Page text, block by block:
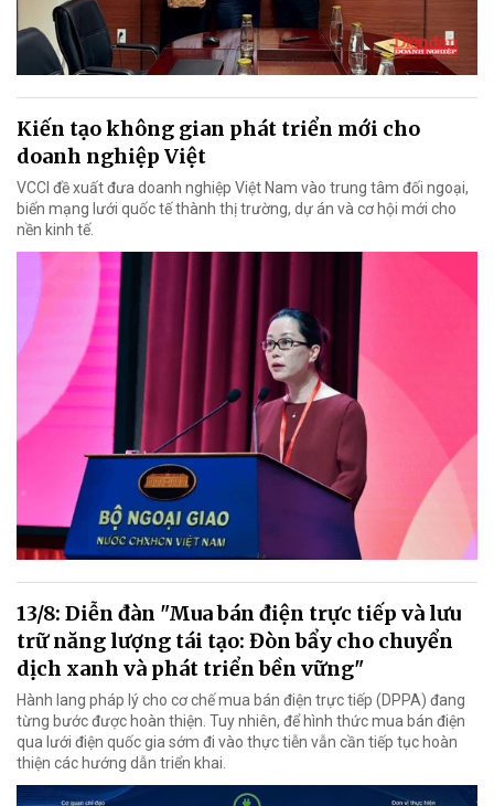
Kiến tạo không gian phát triển mới cho
doanh nghiệp Việt
VCCI đề xuất đưa doanh nghiệp Việt Nam vào trung tâm đối ngoại,
biến mạng lưới quốc tế thành thị trường, dự án và cơ hội mới cho
nền kinh tế.
13/8: Diễn đàn "Mua bán điện trực tiếp và lưu
trữ năng lượng tái tạo: Đòn bẩy cho chuyển
dịch xanh và phát triển bền vững"
Hành lang pháp lý cho cơ chế mua bán điện trực tiếp (DPPA) đang
từng bước được hoàn thiện. Tuy nhiên, để hình thức mua bán điện
qua lưới điện quốc gia sớm đi vào thực tiễn vẫn cần tiếp tục hoàn
thiện các hướng dẫn triển khai.